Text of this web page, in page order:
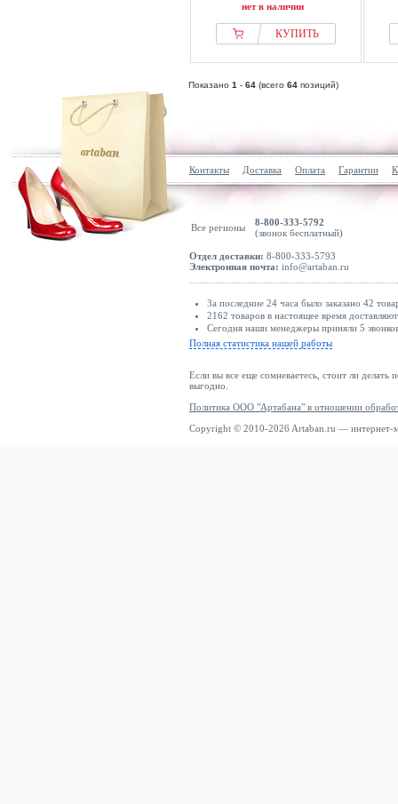
нет в наличии
КУПИТЬ
Показано 1 - 64 (всего 64 позиций)
Контакты Доставка Оплата Гарантии
Все регионы
8-800-333-5792
(звонок бесплатный)
Отдел доставки: 8-800-333-5793
Электронная почта: info@artaban.ru
За последние 24 часа было заказано 42
2162 товаров в настоящее время
Сегодня наши менеджеры приняли 5
Полная статистика нашей работы
Если вы все еще сомневаетесь, стоит ли делать
выгодно.
Политика ООО "Артабана" в отношении
Copyright © 2010-2026 Artaban.ru — интернет-